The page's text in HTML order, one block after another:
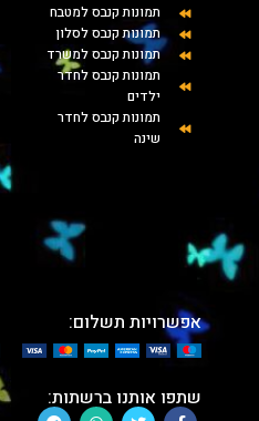
תמונות קנבס למטבח
תמונות קנבס לסלון
תמונות קנבס למשרד
תמונות קנבס לחדר
ילדים
תמונות קנבס לחדר
שינה
אפשרויות תשלום:
שתפו אותנו ברשתות: